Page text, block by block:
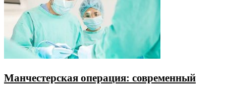
Манчестерская операция: современный